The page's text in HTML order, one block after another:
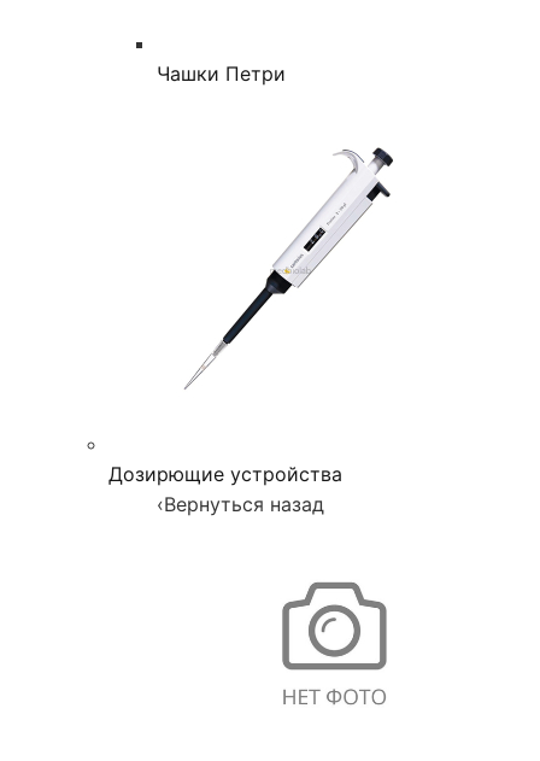
Чашки Петри
Дозирющие устройства
‹Вернуться назад